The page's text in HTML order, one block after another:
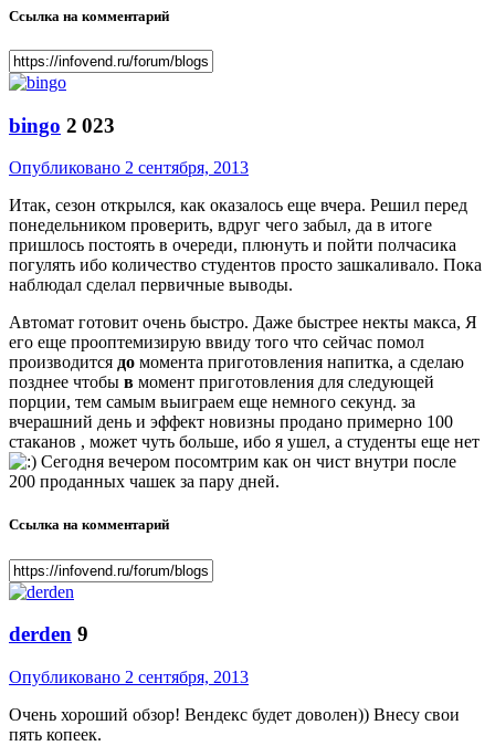
Ссылка на комментарий
bingo 2 023
Опубликовано 2 сентября, 2013
Итак, сезон открылся, как оказалось еще вчера. Решил перед
понедельником проверить, вдруг чего забыл, да в итоге
пришлось постоять в очереди, плюнуть и пойти полчасика
погулять ибо количество студентов просто зашкаливало. Пока
наблюдал сделал первичные выводы.
Автомат готовит очень быстро. Даже быстрее некты макса, Я
его еще прооптемизирую ввиду того что сейчас помол
производится до момента приготовления напитка, а сделаю
позднее чтобы в момент приготовления для следующей
порции, тем самым выиграем еще немного секунд. за
вчерашний день и эффект новизны продано примерно 100
стаканов , может чуть больше, ибо я ушел, а студенты еще нет
Сегодня вечером посомтрим как он чист внутри после
200 проданных чашек за пару дней.
Ссылка на комментарий
derden 9
Опубликовано 2 сентября, 2013
Очень хороший обзор! Вендекс будет доволен)) Внесу свои
пять копеек.